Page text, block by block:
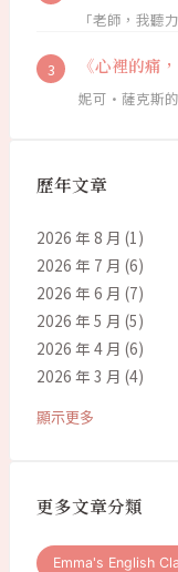
「老師，我聽
《心裡的痛
妮可·薩克斯
歷年文章
2026 年 8 月 (1)
2026 年 7 月 (6)
2026 年 6 月 (7)
2026 年 5 月 (5)
2026 年 4 月 (6)
2026 年 3 月 (4)
顯示更多
更多文章分類
Emma's English